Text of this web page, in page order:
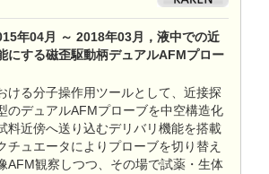
年04月 ～ 2018年03月，液中での近
にする磁歪駆動柄デュアルAFMプロー
ける分子操作用ツールとして、近接探
のデュアルAFMプローブを中空構造化
料近傍へ送り込むデリバリ機能を搭載
チュエータによりプローブを切り替え
AFM観察しつつ、その場で試薬・生体